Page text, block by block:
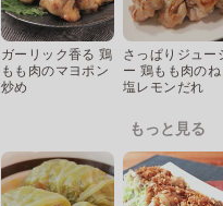
ガーリック香る 鶏
もも肉のマヨポン
炒め
さっぱりジュー
ー 鶏もも肉の
塩レモンだれ
もっと見る